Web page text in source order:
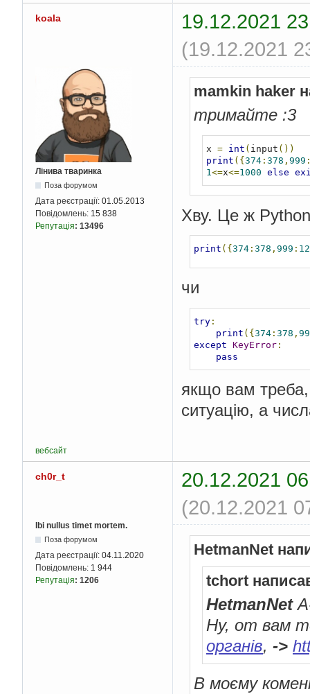
koala
19.12.2021
(19.12.2021
Лінива тваринка
Поза форумом
Дата реєстрації: 01.05.2013
Повідомлень: 15 838
Репутація: 13496
mamkin haker
тримайте :3
x = int ( input ())
print ({374: 378 , 999
1 <=x<=1000 else
Хву. Це ж
print ({ 374: 378 , 999 :
чи
try:
print ({374: 378 ,
except KeyError:
pass
якщо вам
ситуацію, а
вебсайт
ch0r_t
20.12.2021
(20.12.2021
Ibi nullus timet mortem.
Поза форумом
Дата реєстрації: 04.11.2020
Повідомлень: 1 944
Репутація: 1206
HetmanNet
tchort
HetmanNet
Ну, от вам
органів, ->
В моєму